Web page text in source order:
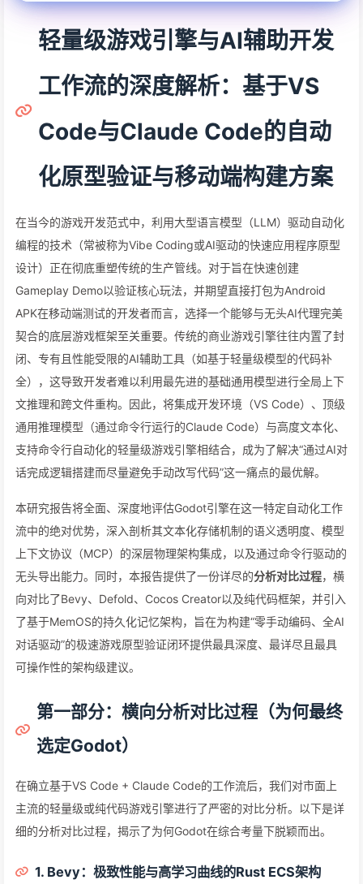
轻量级游戏引擎与AI辅助开发
工作流的深度解析：基于VS
Code与Claude Code的自动
化原型验证与移动端构建方案
在当今的游戏开发范式中，利用大型语言模型（LLM）驱动自动化
编程的技术（常被称为Vibe Coding或AI驱动的快速应用程序原型
设计）正在彻底重塑传统的生产管线。对于旨在快速创建
Gameplay Demo以验证核心玩法，并期望直接打包为Android
APK在移动端测试的开发者而言，选择一个能够与无头AI代理完美
契合的底层游戏框架至关重要。传统的商业游戏引擎往往内置了封
闭、专有且性能受限的AI辅助工具（如基于轻量级模型的代码补
全），这导致开发者难以利用最先进的基础通用模型进行全局上下
文推理和跨文件重构。因此，将集成开发环境（VS Code）、顶级
通用推理模型（通过命令行运行的Claude Code）与高度文本化、
支持命令行自动化的轻量级游戏引擎相结合，成为了解决“通过AI对
话完成逻辑搭建而尽量避免手动改写代码”这一痛点的最优解。
本研究报告将全面、深度地评估Godot引擎在这一特定自动化工作
流中的绝对优势，深入剖析其文本化存储机制的语义透明度、模型
上下文协议（MCP）的深层物理架构集成，以及通过命令行驱动的
无头导出能力。同时，本报告提供了一份详尽的分析对比过程，横
向对比了Bevy、Defold、Cocos Creator以及纯代码框架，并引入
了基于MemOS的持久化记忆架构，旨在为构建“零手动编码、全AI
对话驱动”的极速游戏原型验证闭环提供最具深度、最详尽且最具
可操作性的架构级建议。
第一部分：横向分析对比过程（为何最终
选定Godot）
在确立基于VS Code + Claude Code的工作流后，我们对市面上
主流的轻量级或纯代码游戏引擎进行了严密的对比分析。以下是详
细的分析对比过程，揭示了为何Godot在综合考量下脱颖而出。
1. Bevy：极致性能与高学习曲线的Rust ECS架构